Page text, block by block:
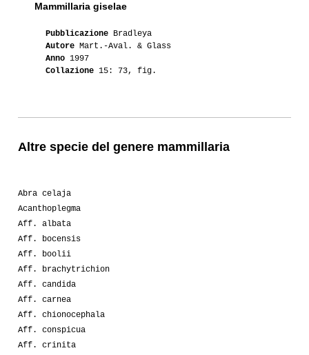
03-2009 Ento
Mammillaria giselae
Pubblicazione Bradleya
Autore Mart.-Aval. & Glass
Anno 1997
Collazione 15: 73, fig.
Altre specie del genere mammillaria
Abra celaja
Acanthoplegma
Aff. albata
Aff. bocensis
Aff. boolii
Aff. brachytrichion
Aff. candida
Aff. carnea
Aff. chionocephala
Aff. conspicua
Aff. crinita